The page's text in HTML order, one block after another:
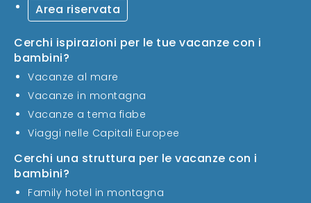
Area riservata
Cerchi ispirazioni per le tue vacanze con i
bambini?
Vacanze al mare
Vacanze in montagna
Vacanze a tema fiabe
Viaggi nelle Capitali Europee
Cerchi una struttura per le vacanze con i
bambini?
Family hotel in montagna